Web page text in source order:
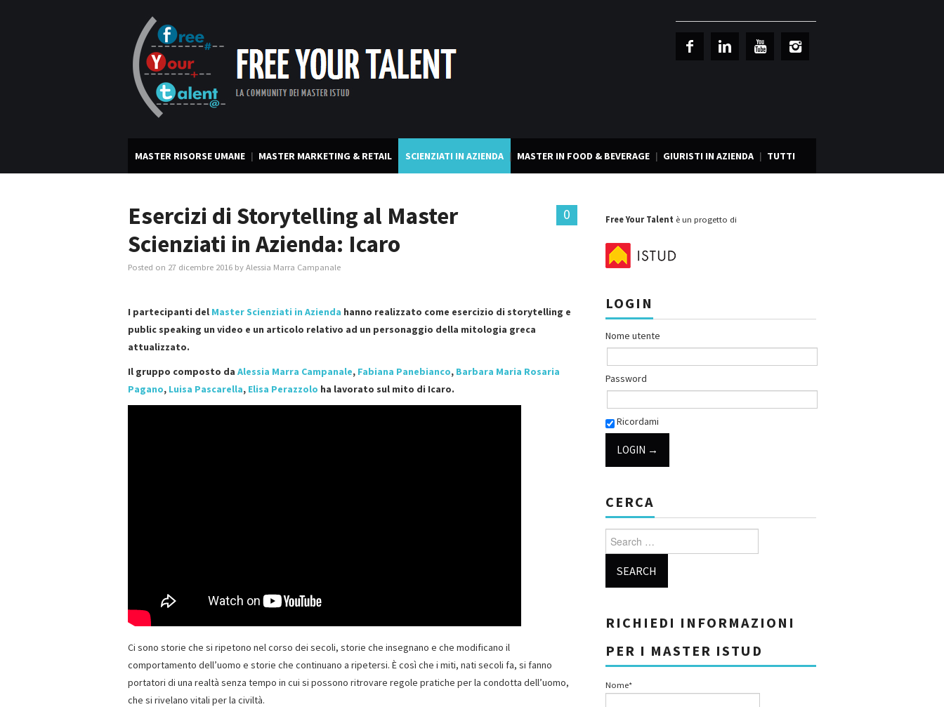
MASTER RISORSE UMANE MASTER MARKETING & RETAIL SCIENZIATI IN AZIENDA MASTER IN FOOD & BEVERAGE GIURISTI IN AZIENDA TUTTI
0
Esercizi di Storytelling al Master
Scienziati in Azienda: Icaro
Posted on 27 dicembre 2016 by Alessia Marra Campanale
I partecipanti del Master Scienziati in Azienda hanno realizzato come esercizio di storytelling e
public speaking un video e un articolo relativo ad un personaggio della mitologia greca
attualizzato.
Il gruppo composto da Alessia Marra Campanale, Fabiana Panebianco, Barbara Maria Rosaria
Pagano, Luisa Pascarella, Elisa Perazzolo ha lavorato sul mito di Icaro.
Ci sono storie che si ripetono nel corso dei secoli, storie che insegnano e che modificano il
comportamento dell’uomo e storie che continuano a ripetersi. È così che i miti, nati secoli fa, si fanno
portatori di una realtà senza tempo in cui si possono ritrovare regole pratiche per la condotta dell’uomo,
che si rivelano vitali per la civiltà.
Free Your Talent è un progetto di
LOGIN
Nome utente
Password
Ricordami
CERCA
Search for:
RICHIEDI INFORMAZIONI
PER I MASTER ISTUD
Nome*